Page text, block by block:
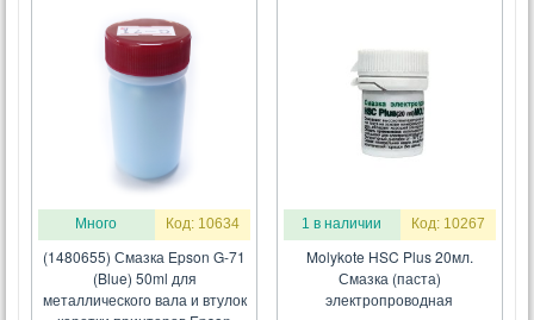
Много Код: 10634
(1480655) Смазка Epson G-71
(Blue) 50ml для
металлического вала и втулок
1 в наличии Код: 10267
Molykote HSC Plus 20мл.
Смазка (паста)
электропроводная